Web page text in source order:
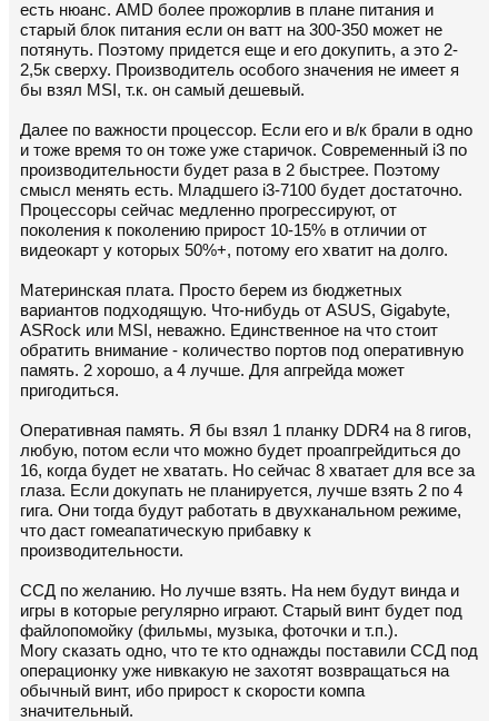
есть нюанс. AMD более прожорлив в плане питания и
старый блок питания если он ватт на 300-350 может не
потянуть. Поэтому придется еще и его докупить, а это 2-
2,5к сверху. Производитель особого значения не имеет я
бы взял MSI, т.к. он самый дешевый.
Далее по важности процессор. Если его и в/к брали в одно
и тоже время то он тоже уже старичок. Современный i3 по
производительности будет раза в 2 быстрее. Поэтому
смысл менять есть. Младшего i3-7100 будет достаточно.
Процессоры сейчас медленно прогрессируют, от
поколения к поколению прирост 10-15% в отличии от
видеокарт у которых 50%+, потому его хватит на долго.
Материнская плата. Просто берем из бюджетных
вариантов подходящую. Что-нибудь от ASUS, Gigabyte,
ASRock или MSI, неважно. Единственное на что стоит
обратить внимание - количество портов под оперативную
память. 2 хорошо, а 4 лучше. Для апгрейда может
пригодиться.
Оперативная память. Я бы взял 1 планку DDR4 на 8 гигов,
любую, потом если что можно будет проапгрейдиться до
16, когда будет не хватать. Но сейчас 8 хватает для все за
глаза. Если докупать не планируется, лучше взять 2 по 4
гига. Они тогда будут работать в двухканальном режиме,
что даст гомеапатическую прибавку к
производительности.
ССД по желанию. Но лучше взять. На нем будут винда и
игры в которые регулярно играют. Старый винт будет под
файлопомойку (фильмы, музыка, фоточки и т.п.).
Могу сказать одно, что те кто однажды поставили ССД под
операционку уже нивкакую не захотят возвращаться на
обычный винт, ибо прирост к скорости компа
значительный.